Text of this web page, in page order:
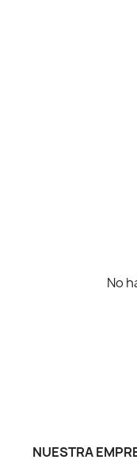
No
NUESTRA